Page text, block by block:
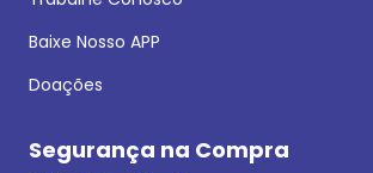
Baixe Nosso APP
Doações
Segurança na Compra